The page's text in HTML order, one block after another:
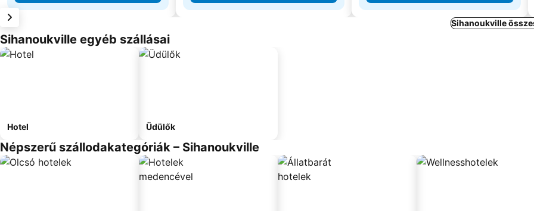
Sihanoukville
Sihanoukville egyéb szállásai
Hotel Üdülők
Népszerű szállodakategóriák – Sihanoukville